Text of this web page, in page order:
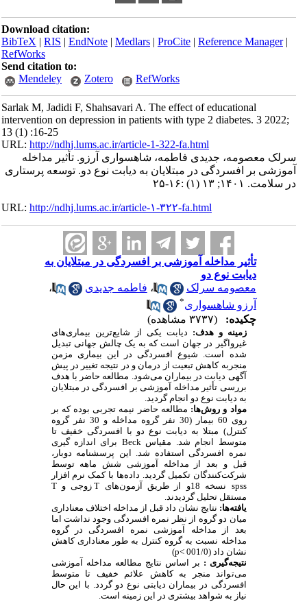
Download citation:
BibTeX|RIS|EndNote|Medlars|ProCite|Reference Manager
RefWorks
Send citation to:
Mendeley
Zotero RefWorks
Sarlak M, Jadidi F, Shahsavari A. The effect of educational
intervention on depression in patients with type 2 diabetes. 3 2022;
13 (1) :16-25
URL:http://ndhj.lums.ac.ir/article-1-322-fa.html
سرلک معصومه، جدیدی فاطمه، شاهسواری آرزو. تأثیر مداخله
آموزشی بر افسردگی در مبتلایان به دیابت نوع دو. توسعه پرستاری
در سلامت. ۱۴۰۱; ۱۳ (۱) :۱۶-۲۵
URL:http://ndhj.lums.ac.ir/article-۱-۳۲۲-fa.html
تأثیر مداخله آموزشی بر افسردگی در مبتلایان به
دیابت نوع دو
معصومه سرلک
،فاطمه جدیدی
،
آرزو شاهسواری
چکیده:
زمینه و هدف:دیابت یکی از شایع‌ترین بیماری‌های
غیرواگیر در جهان است که به یک چالش جهانی تبدیل
شده است. شیوع افسردگی در این بیماری مزمن
منجربه کاهش تبعیت از درمان و در نتیجه تغییر در پیش
آگهی دیابت در بیماران می‌شود. مطالعه حاضر با هدف
بررسی تأثیر مداخله آموزشی بر افسردگی در مبتلایان
به دیابت نوع دو انجام گردید.
مواد و روش‌ها:مطالعه حاضر نیمه تجربی بوده که بر
روی 60 بیمار (30 نفر گروه مداخله و 30 نفر گروه
کنترل) مبتلا به دیابت نوع دو با افسردگی خفیف تا
متوسط انجام شد. مقیاس Beckبرای اندازه گیری
نمره افسردگی استفاده شد. این پرسشنامه دوبار،
قبل و بعد از مداخله آموزشی شش ماهه توسط
شرکت‌کنندگان تکمیل گردید. داده‌ها با کمک نرم افزار
spssنسخه 18و از طریق آزمون‌های T زوجی وT
مستقل تحلیل گردیدند.
یافته‌ها:نتایج نشان داد قبل از مداخله اختلاف معناداری
میان دو گروه از نظر نمره افسردگی وجود نداشت اما
بعد از مداخله آموزشی نمره افسردگی در گروه
مداخله نسبت به گروه کنترل به طور معناداری کاهش
نشان داد (001/0
p<
)
نتیجه‌گیری :بر اساس نتایج مطالعه مداخله آموزشی
می‌تواند منجر به کاهش علائم خفیف تا متوسط
افسردگی در بیماران دیابتی نوع دو گردد. با این حال
نیاز به شواهد بیشتری در این زمینه است.